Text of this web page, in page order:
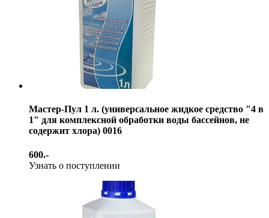
Мастер-Пул 1 л. (универсальное жидкое средство "4 в
1" для комплексной обработки воды бассейнов, не
содержит хлора) 0016
600.-
Узнать о поступлении